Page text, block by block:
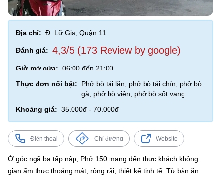
Địa chỉ: Đ. Lữ Gia, Quận 11
Đánh giá: 4,3/5 (173 Review by google)
Giờ mở cửa: 06:00 đến 21:00
Thực đơn nổi bật:
Phở bò tái lăn, phở bò tái chín, phở bò
gà, phở bò viên, phở bò sốt vang
Khoảng giá: 35.000đ - 70.000đ
Điện thoại Chỉ đường Website
Ở góc ngã ba tấp nập, Phở 150 mang đến thực khách không
gian ẩm thực thoáng mát, rộng rãi, thiết kế tinh tế. Từ bàn ăn